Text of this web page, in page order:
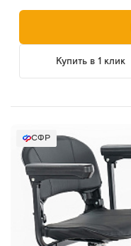
Купить в 1 клик
СФР